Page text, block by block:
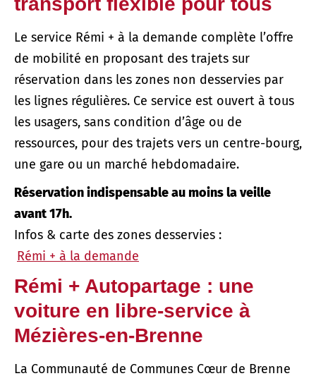
Le service Rémi + à la demande complète l’offre
de mobilité en proposant des trajets sur
réservation dans les zones non desservies par
les lignes régulières. Ce service est ouvert à tous
les usagers, sans condition d’âge ou de
ressources, pour des trajets vers un centre-bourg,
une gare ou un marché hebdomadaire.
Réservation indispensable au moins la veille
avant 17h.
Infos & carte des zones desservies :
Rémi + à la demande
Rémi + Autopartage : une
voiture en libre-service à
Mézières-en-Brenne
La Communauté de Communes Cœur de Brenne